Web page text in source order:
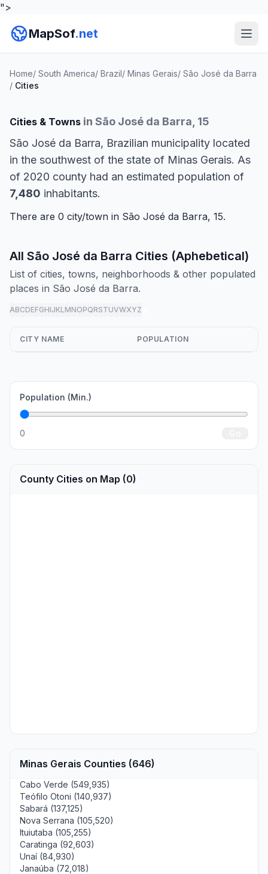
">
MapSof.net
Home/ South America/ Brazil/ Minas Gerais/ São José da Barra
/ Cities
Cities & Towns in São José da Barra, 15
São José da Barra, Brazilian municipality located
in the southwest of the state of Minas Gerais. As
of 2020 county had an estimated population of
7,480 inhabitants.
There are 0 city/town in São José da Barra, 15.
All São José da Barra Cities (Aphebetical)
List of cities, towns, neighborhoods & other populated
places in São José da Barra.
ABCDEFGHIJKLMNOPQRSTUVWXYZ
CITY NAME POPULATION
Population (Min.)
0
County Cities on Map (0)
Minas Gerais Counties (646)
Cabo Verde (549,935)
Teófilo Otoni (140,937)
Sabará (137,125)
Nova Serrana (105,520)
Ituiutaba (105,255)
Caratinga (92,603)
Unaí (84,930)
Janaúba (72,018)